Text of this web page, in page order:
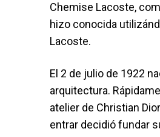
Chemise Lacoste,
hizo conocida
Lacoste.
El 2 de julio de 1922
arquitectura.
atelier de Christian
entrar decidió fundar